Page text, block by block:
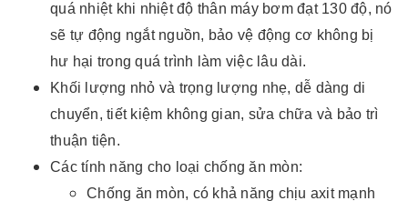
quá nhiệt khi nhiệt độ thân máy bơm đạt 130 độ, nó
sẽ tự động ngắt nguồn, bảo vệ động cơ không bị
hư hại trong quá trình làm việc lâu dài.
Khối lượng nhỏ và trọng lượng nhẹ, dễ dàng di
chuyển, tiết kiệm không gian, sửa chữa và bảo trì
thuận tiện.
Các tính năng cho loại chống ăn mòn:
Chống ăn mòn, có khả năng chịu axit mạnh